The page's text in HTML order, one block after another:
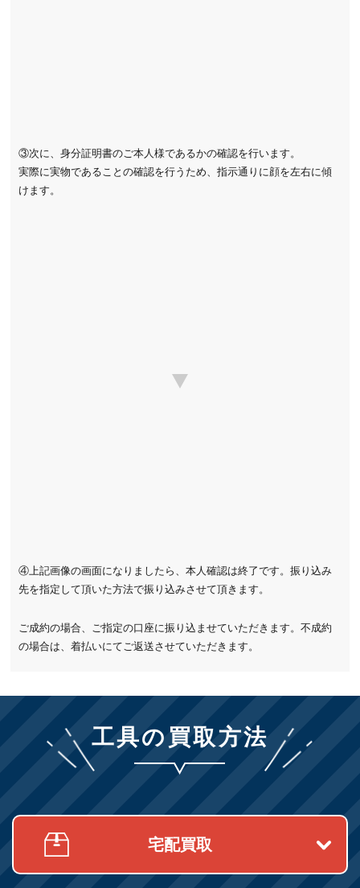
③次に、身分証明書のご本人様であるかの確認を行います。
実際に実物であることの確認を行うため、指示通りに顔を左右に傾
けます。
④上記画像の画面になりましたら、本人確認は終了です。振り込み
先を指定して頂いた方法で振り込みさせて頂きます。
ご成約の場合、ご指定の口座に振り込ませていただきます。不成約
の場合は、着払いにてご返送させていただきます。
工具の買取方法
宅配買取